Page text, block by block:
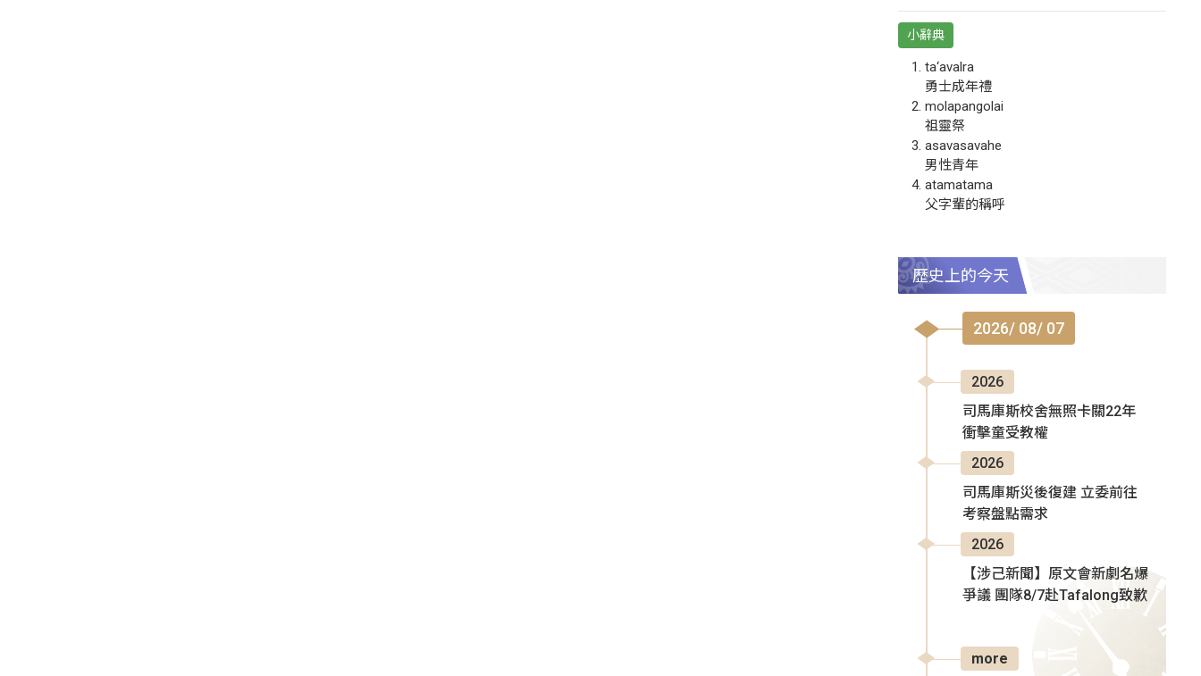
小辭典
ta‘avalra
勇士成年禮
molapangolai
祖靈祭
asavasavahe
男性青年
atamatama
父字輩的稱呼
歷史上的今天
2026/ 08/ 07
2026
司馬庫斯校舍無照卡關22年
衝擊童受教權
2026
司馬庫斯災後復建 立委前往
考察盤點需求
2026
【涉己新聞】原文會新劇名爆
爭議 團隊8/7赴Tafalong致歉
more